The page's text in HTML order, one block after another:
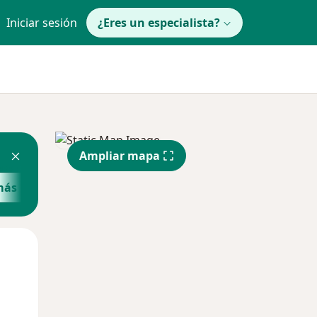
Iniciar sesión ¿Eres un especialista?
Ampliar mapa